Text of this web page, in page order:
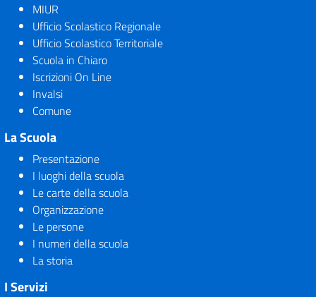
MIUR
Ufficio Scolastico Regionale
Ufficio Scolastico Territoriale
Scuola in Chiaro
Iscrizioni On Line
Invalsi
Comune
La Scuola
Presentazione
I luoghi della scuola
Le carte della scuola
Organizzazione
Le persone
I numeri della scuola
La storia
I Servizi